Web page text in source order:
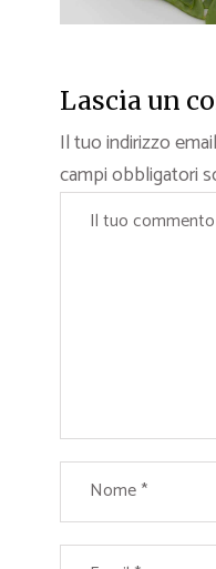
Lascia un
Il tuo indirizzo
campi obbligatori